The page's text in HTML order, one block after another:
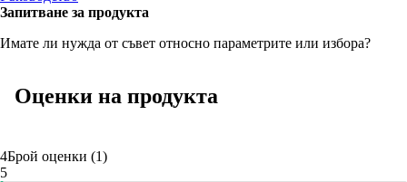
Запитване за продукта
Имате ли нужда от съвет относно параметрите или избора?
Оценки на продукта
4Брой оценки (1)
5